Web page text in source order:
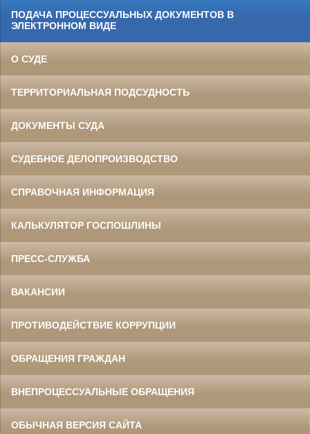
ПОДАЧА ПРОЦЕССУАЛЬНЫХ ДОКУМЕНТОВ В
ЭЛЕКТРОННОМ ВИДЕ
О СУДЕ
ТЕРРИТОРИАЛЬНАЯ ПОДСУДНОСТЬ
ДОКУМЕНТЫ СУДА
СУДЕБНОЕ ДЕЛОПРОИЗВОДСТВО
СПРАВОЧНАЯ ИНФОРМАЦИЯ
КАЛЬКУЛЯТОР ГОСПОШЛИНЫ
ПРЕСС-СЛУЖБА
ВАКАНСИИ
ПРОТИВОДЕЙСТВИЕ КОРРУПЦИИ
ОБРАЩЕНИЯ ГРАЖДАН
ВНЕПРОЦЕССУАЛЬНЫЕ ОБРАЩЕНИЯ
ОБЫЧНАЯ ВЕРСИЯ САЙТА